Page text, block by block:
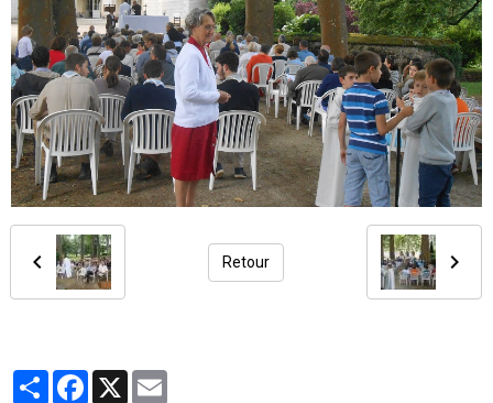
Retour
PartagerFacebook
X